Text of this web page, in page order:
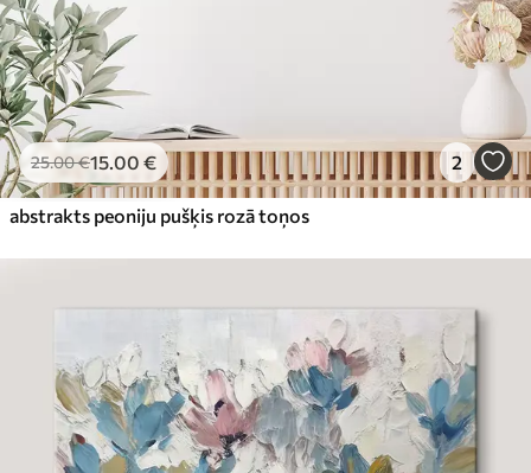
25.00€15.00 € 2
abstrakts peoniju pušķis rozā toņos